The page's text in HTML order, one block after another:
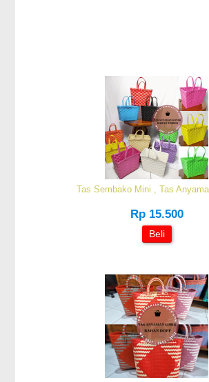
Tas Sembako Mini , Tas
Rp 15.500
Beli